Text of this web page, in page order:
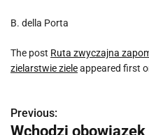
B. della Porta
The post Ruta zwyczajna
zielarstwie zieleappeared first
N
Previous:
Wchodzi